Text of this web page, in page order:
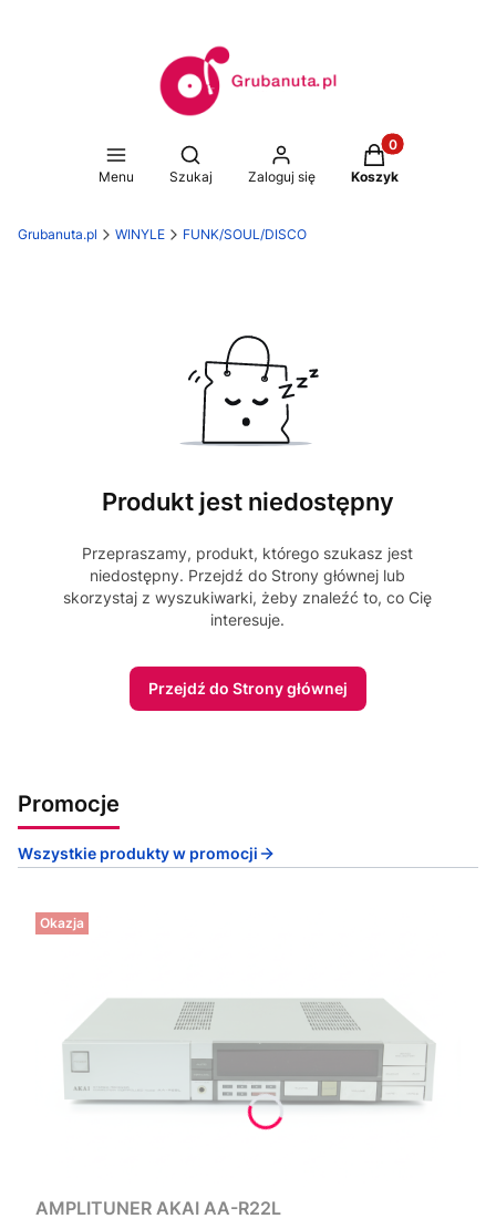
Menu
Otwórz wyszukiwarkę
Szukaj Zaloguj się
Produkty w
Koszyk
Grubanuta.pl WINYLE FUNK/SOUL/DISCO
Produkt jest niedostępny
Przepraszamy, produkt, którego szukasz jest
niedostępny. Przejdź do Strony głównej lub
skorzystaj z wyszukiwarki, żeby znaleźć to, co Cię
interesuje.
Przejdź do Strony głównej
Promocje
Wszystkie produkty w promocji
Okazja
AMPLITUNER AKAI AA-R22L